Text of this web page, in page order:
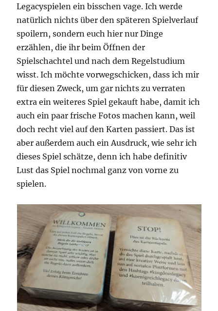
Legacyspielen ein bisschen vage. Ich werde
natürlich nichts über den späteren Spielverlauf
spoilern, sondern euch hier nur Dinge
erzählen, die ihr beim Öffnen der
Spielschachtel und nach dem Regelstudium
wisst. Ich möchte vorwegschicken, dass ich mir
für diesen Zweck, um gar nichts zu verraten
extra ein weiteres Spiel gekauft habe, damit ich
auch ein paar frische Fotos machen kann, weil
doch recht viel auf den Karten passiert. Das ist
aber außerdem auch ein Ausdruck, wie sehr ich
dieses Spiel schätze, denn ich habe definitiv
Lust das Spiel nochmal ganz von vorne zu
spielen.